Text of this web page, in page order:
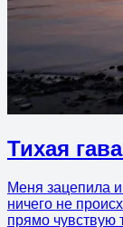
Тихая
Меня зацепила
ничего не
прямо чувствую